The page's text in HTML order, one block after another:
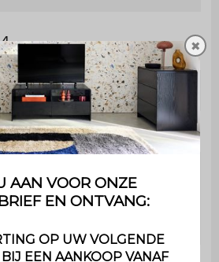
4
Buiten
Naxos
geleverd , de bijgesloten
handleiding zal je begeleiden
✖